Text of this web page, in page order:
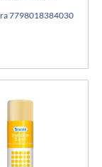
7798018384030